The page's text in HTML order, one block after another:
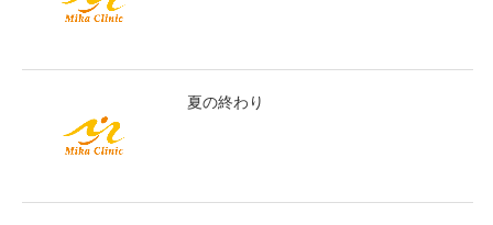
夏の終わり